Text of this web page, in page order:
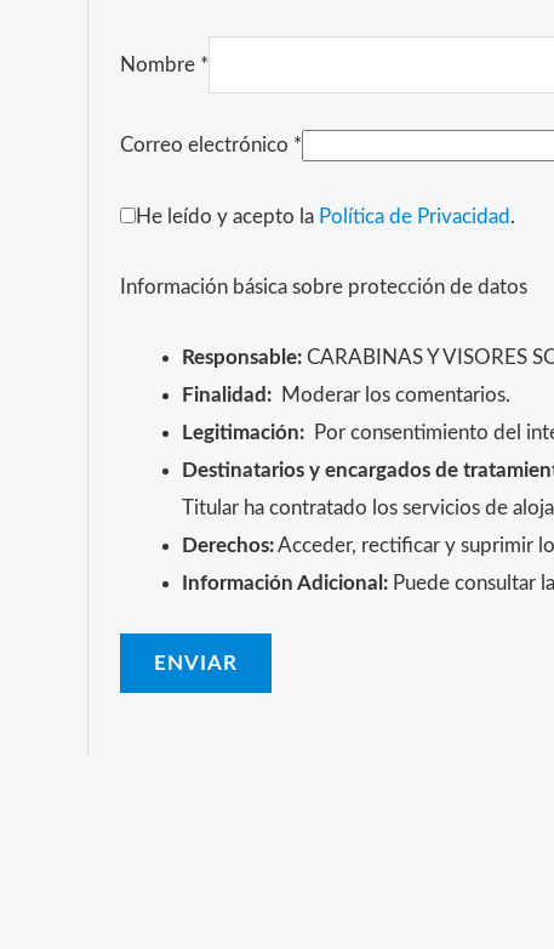
Nombre *
Correo electrónico *
He leído y acepto la Política de Privacidad .
Información básica sobre protección de datos
Responsable:CARABINAS Y VISORES
Finalidad:Moderar los comentarios.
Legitimación:Por consentimiento del
Destinatarios y encargados de
Titular ha contratado los servicios de
Derechos:Acceder, rectificar y suprimir
Información Adicional:Puede consultar